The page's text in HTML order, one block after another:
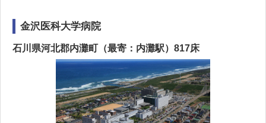
金沢医科大学病院
石川県河北郡内灘町（最寄：内灘駅）817床